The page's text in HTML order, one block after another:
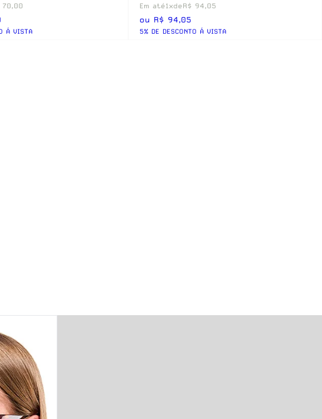
70,00
Á VISTA
Em até1xdeR$ 94,05
ou R$ 94,05
5% DE DESCONTO Á VISTA